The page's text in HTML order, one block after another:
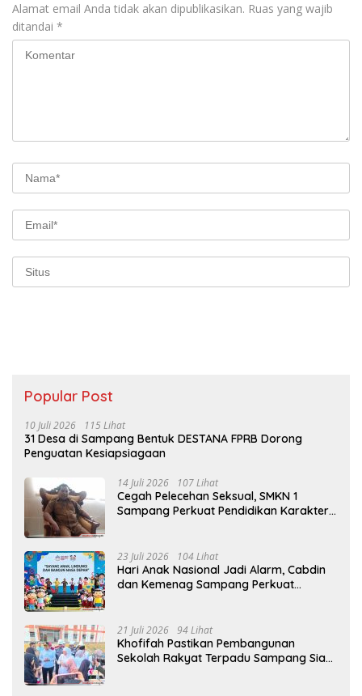
Alamat email Anda tidak akan dipublikasikan. Ruas yang wajib
ditandai *
Popular Post
10 Juli 2026 115 Lihat
31 Desa di Sampang Bentuk DESTANA FPRB Dorong
Penguatan Kesiapsiagaan
14 Juli 2026 107 Lihat
Cegah Pelecehan Seksual, SMKN 1
Sampang Perkuat Pendidikan Karakter
23 Juli 2026 104 Lihat
Hari Anak Nasional Jadi Alarm, Cabdin
dan Kemenag Sampang Perkuat
21 Juli 2026 94 Lihat
Khofifah Pastikan Pembangunan
Sekolah Rakyat Terpadu Sampang Siap